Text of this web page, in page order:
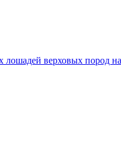
верховых пород